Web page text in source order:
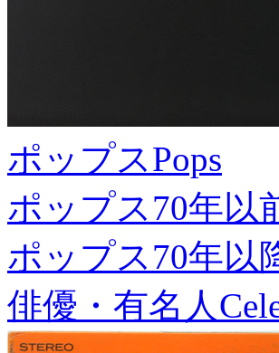
ポップスPops
ポップス70年以
ポップス70年以
俳優・有名人